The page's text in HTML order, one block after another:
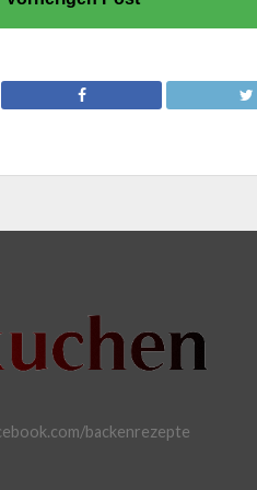
backenrezepte